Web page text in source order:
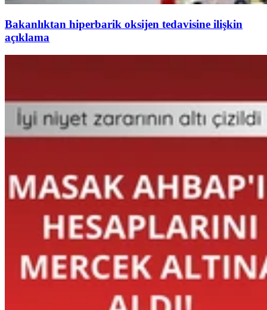
Bakanlıktan hiperbarik oksijen tedavisine ilişkin
açıklama